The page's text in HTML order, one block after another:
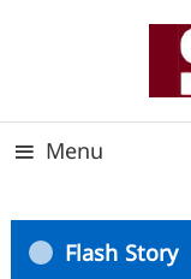
Menu
Flash Story